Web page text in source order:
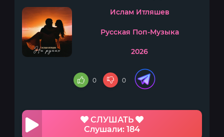
Ислам Итляшев
Русская Поп-Музыка
2026
0 0
СЛУШАТЬ
Слушали: 184